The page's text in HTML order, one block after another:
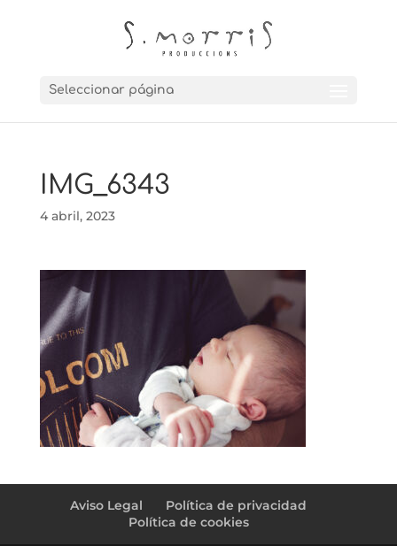
Seleccionar página
IMG_6343
4 abril, 2023
Aviso Legal
Política de privacidad
Política de cookies